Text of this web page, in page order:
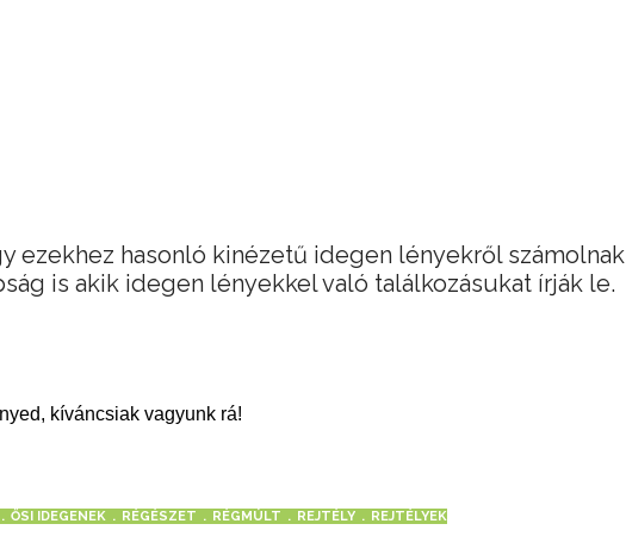
ezekhez hasonló kinézetű idegen lényekről számolnak
is akik idegen lényekkel való találkozásukat írják le.
kíváncsiak vagyunk rá!
ŐSI IDEGENEK RÉGÉSZET RÉGMÚLT REJTÉLY REJTÉLYEK